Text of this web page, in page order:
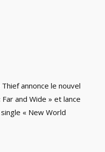
annonce le nouvel
and Wide » et lance
« New World